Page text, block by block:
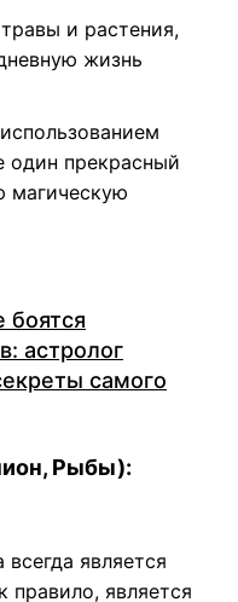
и растения,
жизнь
один прекрасный
магическую
боятся
астролог
самого
Рыбы):
является
правило, является